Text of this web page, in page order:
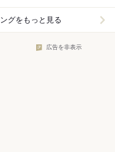
グをもっと見る
広告を非表示